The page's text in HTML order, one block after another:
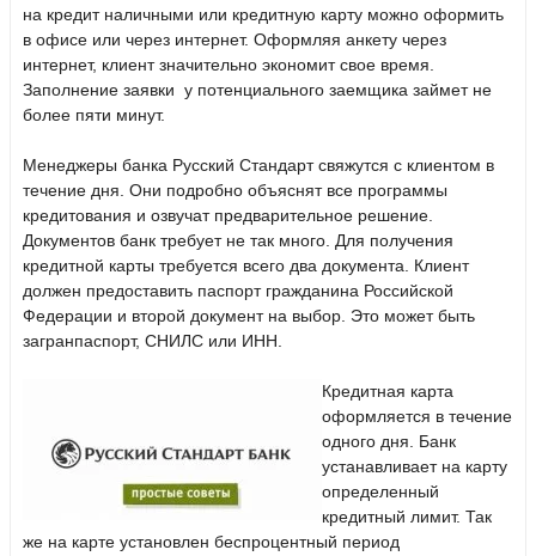
на кредит наличными или кредитную карту можно оформить
в офисе или через интернет. Оформляя анкету через
интернет, клиент значительно экономит свое время.
Заполнение заявки у потенциального заемщика займет не
более пяти минут.
Менеджеры банка Русский Стандарт свяжутся с клиентом в
течение дня. Они подробно объяснят все программы
кредитования и озвучат предварительное решение.
Документов банк требует не так много. Для получения
кредитной карты требуется всего два документа. Клиент
должен предоставить паспорт гражданина Российской
Федерации и второй документ на выбор. Это может быть
загранпаспорт, СНИЛС или ИНН.
Кредитная карта
оформляется в течение
одного дня. Банк
устанавливает на карту
определенный
кредитный лимит. Так
же на карте установлен беспроцентный период